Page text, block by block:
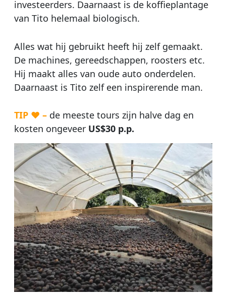
investeerders. Daarnaast is de koffieplantage
van Tito helemaal biologisch.
Alles wat hij gebruikt heeft hij zelf gemaakt.
De machines, gereedschappen, roosters etc.
Hij maakt alles van oude auto onderdelen.
Daarnaast is Tito zelf een inspirerende man.
TIP ♥ –de meeste tours zijn halve dag en
kosten ongeveerUS$30 p.p.